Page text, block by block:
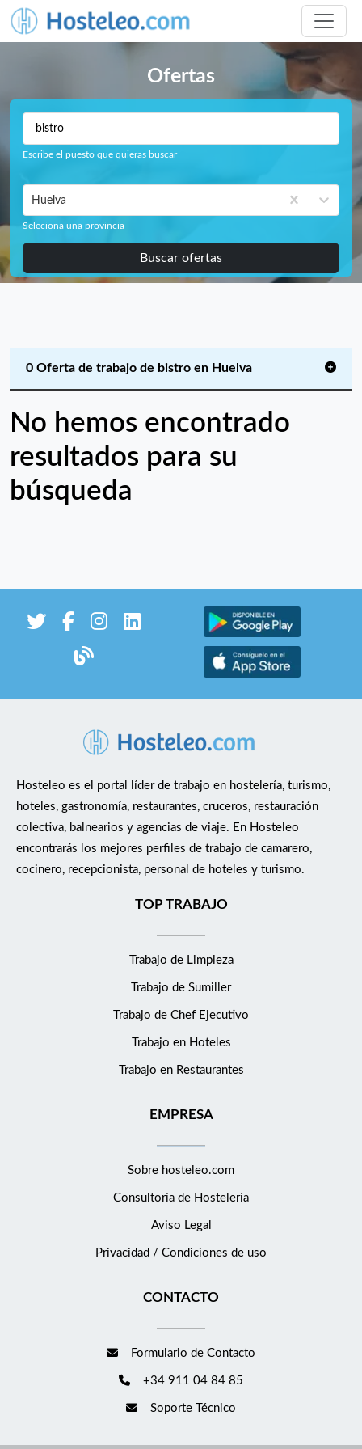
Ofertas
Escribe el puesto que quieras buscar
Huelva
Seleciona una provincia
Buscar ofertas
0 Oferta de trabajo de bistro en Huelva
No hemos encontrado
resultados para su
búsqueda
Hosteleo es el portal líder de trabajo en hostelería, turismo,
hoteles, gastronomía, restaurantes, cruceros, restauración
colectiva, balnearios y agencias de viaje. En Hosteleo
encontrarás los mejores perfiles de trabajo de camarero,
cocinero, recepcionista, personal de hoteles y turismo.
TOP TRABAJO
Trabajo de Limpieza
Trabajo de Sumiller
Trabajo de Chef Ejecutivo
Trabajo en Hoteles
Trabajo en Restaurantes
EMPRESA
Sobre hosteleo.com
Consultoría de Hostelería
Aviso Legal
Privacidad / Condiciones de uso
CONTACTO
Formulario de Contacto
+34 911 04 84 85
Soporte Técnico